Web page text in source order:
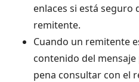
enlaces si está seguro
remitente.
Cuando un remitente
contenido del
pena consultar con el